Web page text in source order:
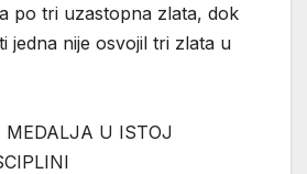
po tri uzastopna zlata, dok
jedna nije osvojil tri zlata u
MEDALJA U ISTOJ